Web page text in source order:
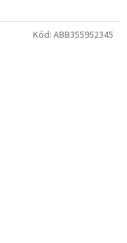
Kód: ABB355952345